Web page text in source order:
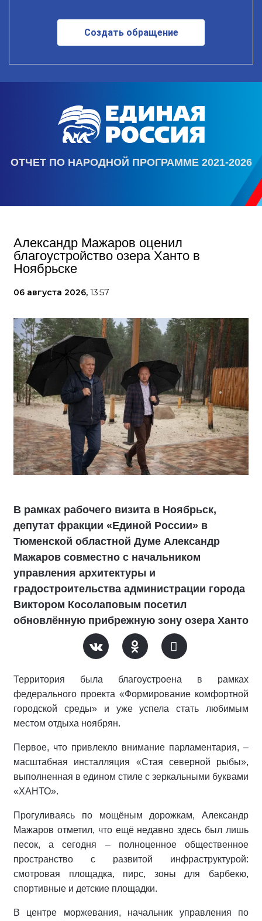
Создать обращение
ОТЧЕТ ПО НАРОДНОЙ ПРОГРАММЕ 2021-2026
Александр Мажаров оценил
благоустройство озера Ханто в
Ноябрьске
06 августа 2026, 13:57
В рамках рабочего визита в Ноябрьск,
депутат фракции «Единой России» в
Тюменской областной Думе Александр
Мажаров совместно с начальником
управления архитектуры и
градостроительства администрации города
Виктором Косолаповым посетил
обновлённую прибрежную зону озера Ханто
Территория была благоустроена в рамках
федерального проекта «Формирование комфортной
городской среды» и уже успела стать любимым
местом отдыха ноябрян.
Первое, что привлекло внимание парламентария, –
масштабная инсталляция «Стая северной рыбы»,
выполненная в едином стиле с зеркальными буквами
«ХАНТО».
Прогуливаясь по мощёным дорожкам, Александр
Мажаров отметил, что ещё недавно здесь был лишь
песок, а сегодня – полноценное общественное
пространство с развитой инфраструктурой:
смотровая площадка, пирс, зоны для барбекю,
спортивные и детские площадки.
В центре моржевания, начальник управления по